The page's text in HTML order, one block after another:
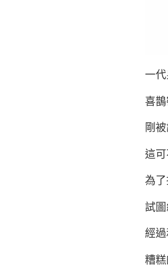
一
喜
剛
這
為
試
經
糟